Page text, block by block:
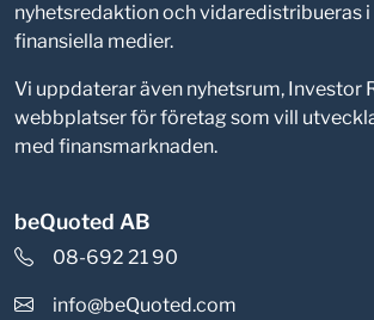
nyhetsredaktion och vidaredistribueras
finansiella medier.
Vi uppdaterar även nyhetsrum, Investor
webbplatser för företag som vill
med finansmarknaden.
beQuoted AB
08-692 21 90
info@beQuoted.com